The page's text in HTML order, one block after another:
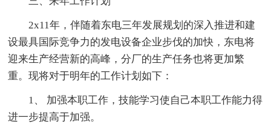
2x11年，伴随着东电三年发展规划的深入推进和建
设最具国际竞争力的发电设备企业步伐的加快，东电将
迎来生产经营新的高峰，分厂的生产任务也将更加繁
重。现将对于明年的工作计划如下：
1、 加强本职工作，技能学习使自己本职工作能力得
进一步提高于加强。